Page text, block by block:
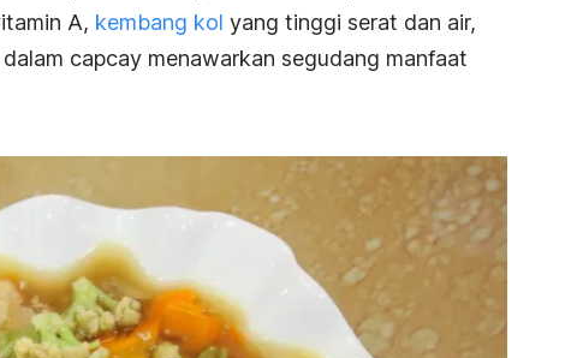
A, kembang kol yang tinggi serat dan air,
capcay menawarkan segudang manfaat